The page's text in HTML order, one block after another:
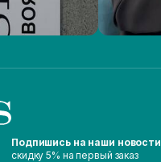
Подпишись на наши новости
скидку 5% на первый заказ